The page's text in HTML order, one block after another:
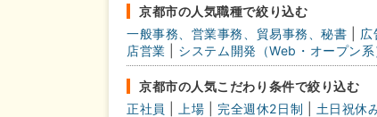
こだわり
条件
完全週休2日制
土日面接OK 書
京都市の人気職種で絞り込む
一般事務、営業事務、貿易事務、秘書
広
店営業
システム開発（Web・オープン系
京都市の人気こだわり条件で絞り込む
正社員
上場 完全週休2日制 土日祝休